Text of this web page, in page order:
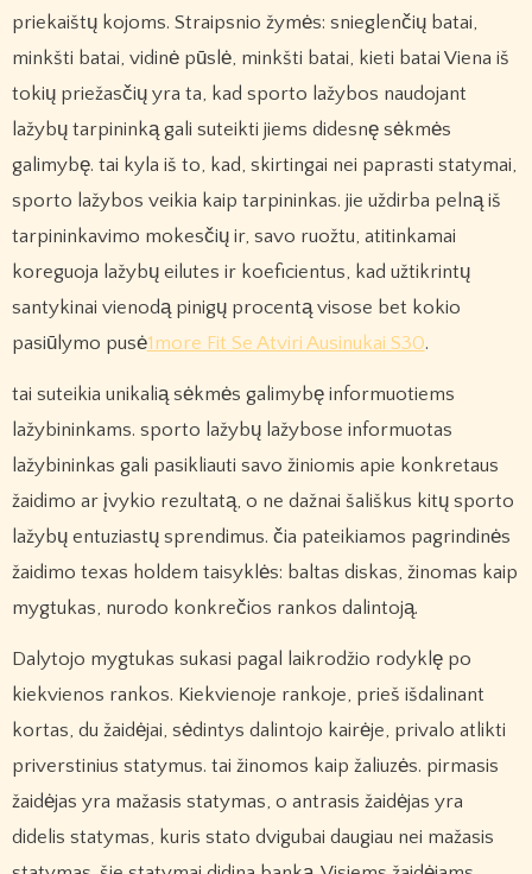
priekaištų kojoms. Straipsnio žymės: snieglenčių batai,
minkšti batai, vidinė pūslė, minkšti batai, kieti batai Viena iš
tokių priežasčių yra ta, kad sporto lažybos naudojant
lažybų tarpininką gali suteikti jiems didesnę sėkmės
galimybę. tai kyla iš to, kad, skirtingai nei paprasti statymai,
sporto lažybos veikia kaip tarpininkas. jie uždirba pelną iš
tarpininkavimo mokesčių ir, savo ruožtu, atitinkamai
koreguoja lažybų eilutes ir koeficientus, kad užtikrintų
santykinai vienodą pinigų procentą visose bet kokio
pasiūlymo pusė1more Fit Se Atviri Ausinukai S30.
tai suteikia unikalią sėkmės galimybę informuotiems
lažybininkams. sporto lažybų lažybose informuotas
lažybininkas gali pasikliauti savo žiniomis apie konkretaus
žaidimo ar įvykio rezultatą, o ne dažnai šališkus kitų sporto
lažybų entuziastų sprendimus. čia pateikiamos pagrindinės
žaidimo texas holdem taisyklės: baltas diskas, žinomas kaip
mygtukas, nurodo konkrečios rankos dalintoją.
Dalytojo mygtukas sukasi pagal laikrodžio rodyklę po
kiekvienos rankos. Kiekvienoje rankoje, prieš išdalinant
kortas, du žaidėjai, sėdintys dalintojo kairėje, privalo atlikti
priverstinius statymus. tai žinomos kaip žaliuzės. pirmasis
žaidėjas yra mažasis statymas, o antrasis žaidėjas yra
didelis statymas, kuris stato dvigubai daugiau nei mažasis